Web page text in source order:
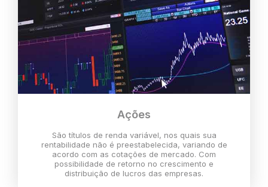
Ações
São títulos de renda variável, nos quais sua
rentabilidade não é preestabelecida, variando de
acordo com as cotações de mercado. Com
possibilidade de retorno no crescimento e
distribuição de lucros das empresas.